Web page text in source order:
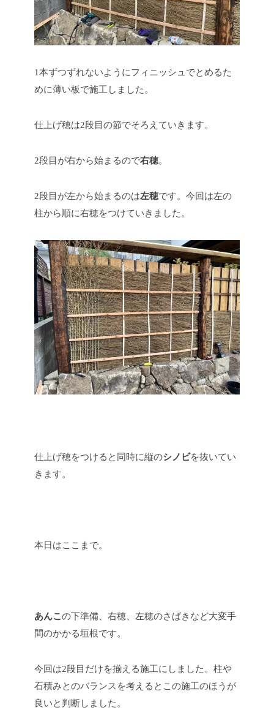
1本ずつずれないようにフィニッシュでとめるた
めに薄い板で施工しました。
仕上げ穂は2段目の節でそろえていきます。
2段目が右から始まるので右穂。
2段目が左から始まるのは左穂です。今回は左の
柱から順に右穂をつけていきました。
仕上げ穂をつけると同時に縦のシノビを抜いてい
きます。
本日はここまで。
あんこの下準備、右穂、左穂のさばきなど大変手
間のかかる垣根です。
今回は2段目だけを揃える施工にしました。柱や
石積みとのバランスを考えるとこの施工のほうが
良いと判断しました。